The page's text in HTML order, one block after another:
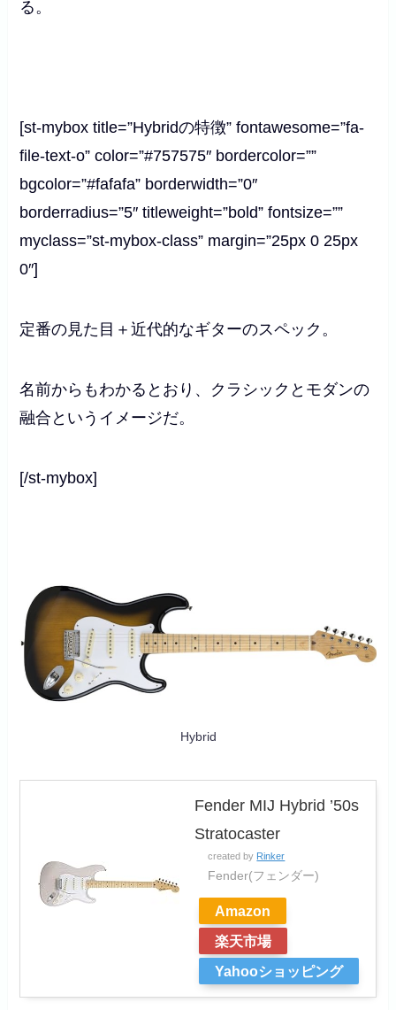
る。
[st-mybox title=”Hybridの特徴” fontawesome=”fa-
file-text-o” color=”#757575″ bordercolor=””
bgcolor=”#fafafa” borderwidth=”0″
borderradius=”5″ titleweight=”bold” fontsize=””
myclass=”st-mybox-class” margin=”25px 0 25px
0″]
定番の見た目＋近代的なギターのスペック。
名前からもわかるとおり、クラシックとモダンの
融合というイメージだ。
[/st-mybox]
Hybrid
Fender MIJ Hybrid ’50s
Stratocaster
created by Rinker
Fender(フェンダー)
Amazon
楽天市場
Yahooショッピング